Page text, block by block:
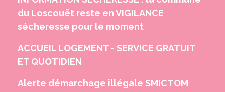
du Loscouët reste en VIGILANCE
sécheresse pour le moment
ACCUEIL LOGEMENT - SERVICE GRATUIT
ET QUOTIDIEN
Alerte démarchage illégale SMICTOM